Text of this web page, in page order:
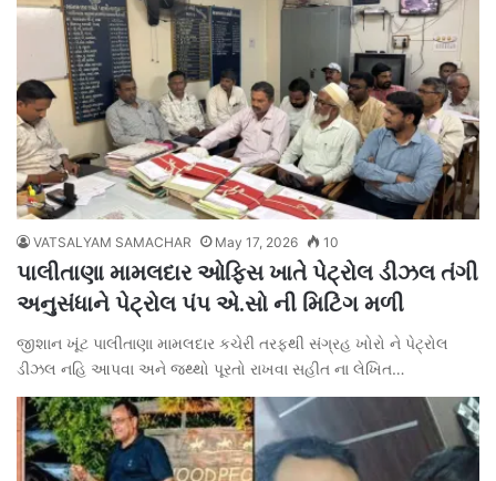
VATSALYAM SAMACHAR May 17, 2026 10
પાલીતાણા મામલદાર ઓફિસ ખાતે પેટ્રોલ ડીઝલ તંગી
અનુસંધાને પેટ્રોલ પંપ એ.સો ની મિટિંગ મળી
જીશાન ખૂંટ પાલીતાણા મામલદાર કચેરી તરફથી સંગ્રહ ખોરો ને પેટ્રોલ
ડીઝલ નહિ આપવા અને જથ્થો પૂરતો રાખવા સહીત ના લેખિત…